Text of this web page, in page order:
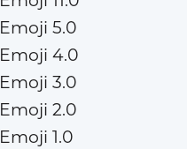
Emoji 5.0
Emoji 4.0
Emoji 3.0
Emoji 2.0
Emoji 1.0